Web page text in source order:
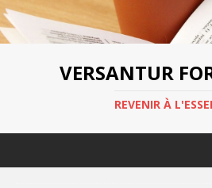
VERSANTUR
REVENIR À